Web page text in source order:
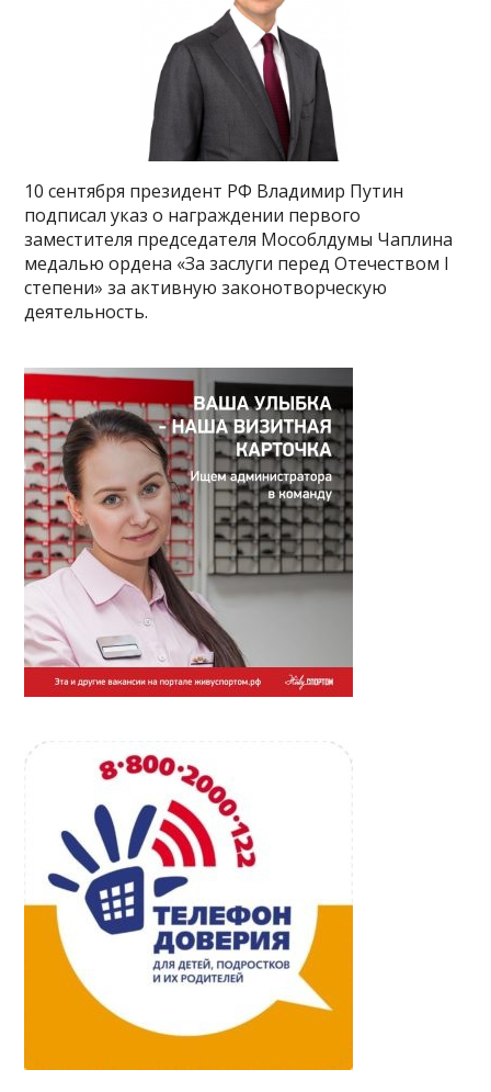
10 сентября президент РФ Владимир Путин
подписал указ о награждении первого
заместителя председателя Мособлдумы Чаплина
медалью ордена «За заслуги перед Отечеством I
степени» за активную законотворческую
деятельность.